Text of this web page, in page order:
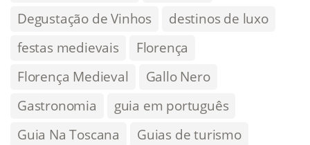
Degustação de Vinhos
destinos de luxo
festas medievais
Florença
Florença Medieval
Gallo Nero
Gastronomia
guia em português
Guia Na Toscana
Guias de turismo